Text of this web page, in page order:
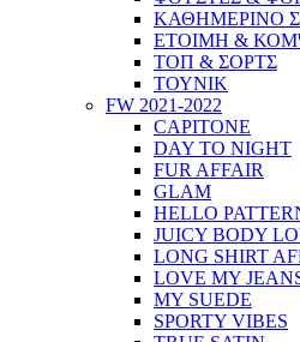
ΚΑΘΗΜΕΡΙΝΟ
ΕΤΟΙΜΗ &
ΤΟΠ & ΣΟΡΤΣ
ΤΟΥΝΙΚ
FW 2021-2022
CAPITONE
DAY TO NIGHT
FUR AFFAIR
GLAM
HELLO
JUICY BODY
LONG SHIRT
LOVE MY
MY SUEDE
SPORTY VIBES